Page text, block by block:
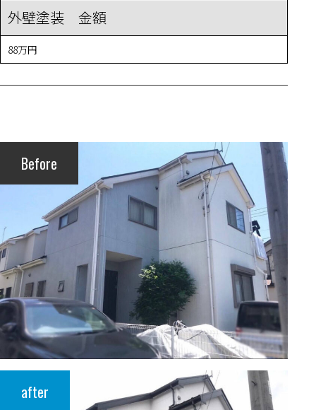
外壁塗装 金額
88万円
Before
after